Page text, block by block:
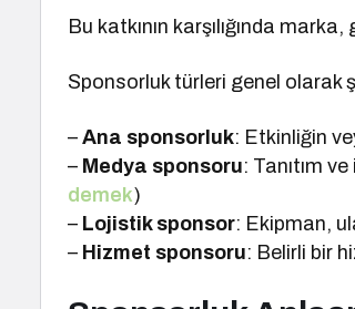
Bu katkının karşılığında
Sponsorluk türleri genel olarak
–Ana sponsorluk: Etkinliğin
– Medya sponsoru: Tanıtım
demek)
– Lojistik sponsor: Ekipman,
– Hizmet sponsoru: Belirli bir